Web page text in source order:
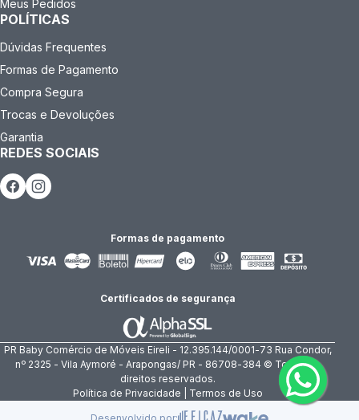
Meus Pedidos
POLÍTICAS
Dúvidas Frequentes
Formas de Pagamento
Compra Segura
Trocas e Devoluções
Garantia
REDES SOCIAIS
Formas de pagamento
Certificados de segurança
PR Baby Comércio de Móveis Eireli - 12.395.144/0001-73 Rua Condor,
nº 2325 - Vila Aymoré - Arapongas/ PR - 86708-384 © Todos os
direitos reservados.
Política de Privacidade | Termos de Uso